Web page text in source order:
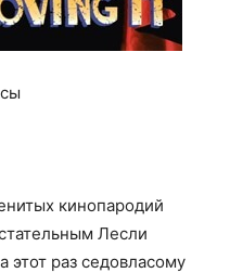
кинопародий
Лесли
этот раз седовласому